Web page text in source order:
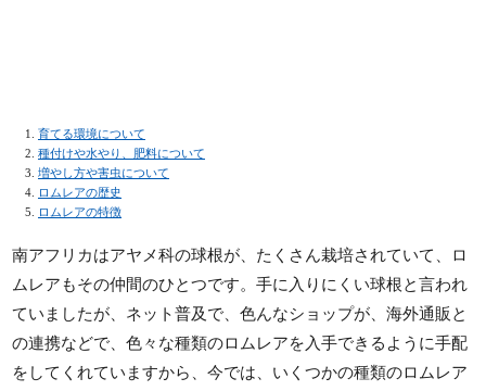
育てる環境について
種付けや水やり、肥料について
増やし方や害虫について
ロムレアの歴史
ロムレアの特徴
南アフリカはアヤメ科の球根が、たくさん栽培されていて、ロ
ムレアもその仲間のひとつです。手に入りにくい球根と言われ
ていましたが、ネット普及で、色んなショップが、海外通販と
の連携などで、色々な種類のロムレアを入手できるように手配
をしてくれていますから、今では、いくつかの種類のロムレア